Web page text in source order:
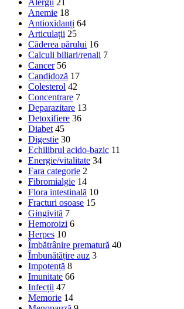
Alergii 21
Anemie 18
Antioxidanți 64
Articulații 25
Căderea părului 16
Calculi biliari/renali 7
Cancer 56
Candidoză 17
Colesterol 42
Concentrare 7
Deparazitare 13
Detoxifiere 36
Diabet 45
Digestie 30
Echilibrul acido-bazic 11
Energie/vitalitate 34
Fara categorie 2
Fibromialgie 14
Flora intestinală 10
Fracturi osoase 15
Gingivită 7
Hemoroizi 6
Herpes 10
Îmbătrânire prematură 40
Îmbunătățire auz 3
Impotență 8
Imunitate 66
Infecții 47
Memorie 14